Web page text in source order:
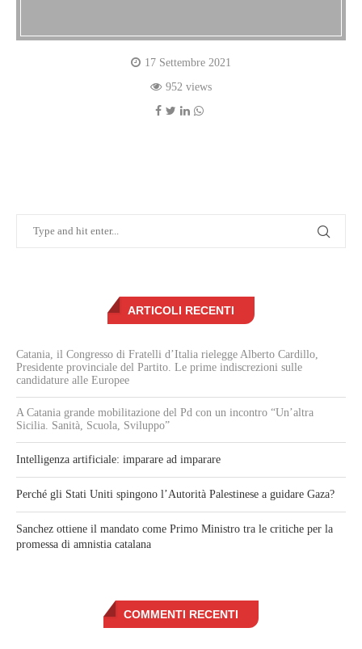
17 Settembre 2021
952 views
ARTICOLI RECENTI
Catania, il Congresso di Fratelli d’Italia rielegge Alberto Cardillo,
Presidente provinciale del Partito. Le prime indiscrezioni sulle
candidature alle Europee
A Catania grande mobilitazione del Pd con un incontro “Un’altra
Sicilia. Sanità, Scuola, Sviluppo”
Intelligenza artificiale: imparare ad imparare
Perché gli Stati Uniti spingono l’Autorità Palestinese a guidare Gaza?
Sanchez ottiene il mandato come Primo Ministro tra le critiche per la
promessa di amnistia catalana
COMMENTI RECENTI